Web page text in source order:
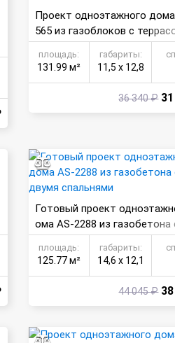
Проект одноэтажного
565 из газоблоков с
площадь:
131.99 м²
габариты:
11,5 х 12,8
36 340 ₽
Готовый проект
ома AS-2288 из газобетона
мя спальнями
площадь:
125.77 м²
габариты:
14,6 х 12,1
44 045 ₽